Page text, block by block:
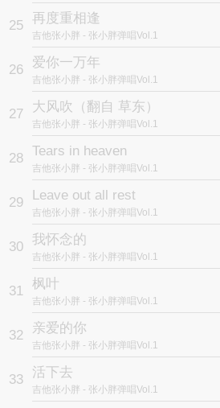
25 再度重相逢
吉他张小胖 - 张小胖弹唱Vol.1
26 爱你一万年
吉他张小胖 - 张小胖弹唱Vol.1
27 大风吹（翻自 草东）
吉他张小胖 - 张小胖弹唱Vol.1
28 Tears in heaven
吉他张小胖 - 张小胖弹唱Vol.1
29 Leave out all rest
吉他张小胖 - 张小胖弹唱Vol.1
30 我怀念的
吉他张小胖 - 张小胖弹唱Vol.1
31 枫叶
吉他张小胖 - 张小胖弹唱Vol.1
32 亲爱的你
吉他张小胖 - 张小胖弹唱Vol.1
33 活下去
吉他张小胖 - 张小胖弹唱Vol.1